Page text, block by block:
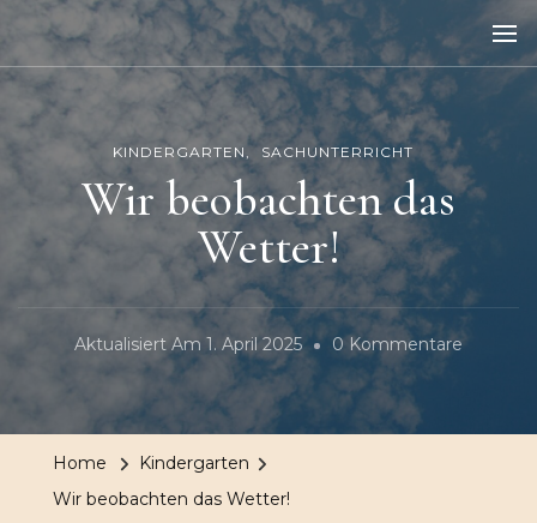
Kiwole
Kinder wollen lernen
KINDERGARTEN SACHUNTERRICHT
Wir beobachten das
Wetter!
Aktualisiert Am 1. April 2025 0 KommentareZu
Home
Kindergarten
Wir beobachten das Wetter!